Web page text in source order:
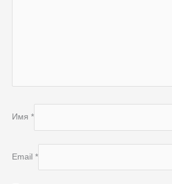
Имя *
Email *